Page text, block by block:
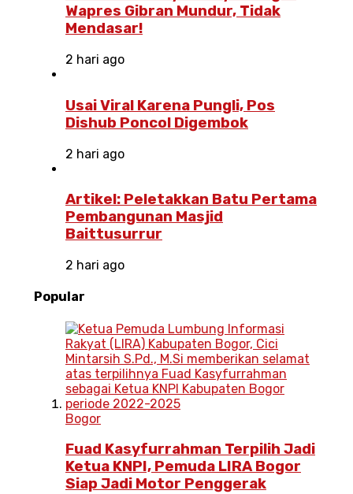
Wapres Gibran Mundur, Tidak
Mendasar!
2 hari ago
Usai Viral Karena Pungli, Pos
Dishub Poncol Digembok
2 hari ago
Artikel: Peletakkan Batu Pertama
Pembangunan Masjid
Baittusurrur
2 hari ago
Popular
Bogor
Fuad Kasyfurrahman Terpilih Jadi
Ketua KNPI, Pemuda LIRA Bogor
Siap Jadi Motor Penggerak